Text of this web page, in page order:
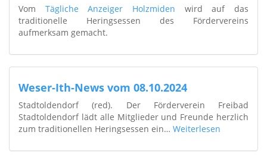
Vom Tägliche Anzeiger Holzmiden wird auf das
traditionelle Heringsessen des Fördervereins
aufmerksam gemacht.
Weser-Ith-News vom 08.10.2024
Stadtoldendorf (red). Der Förderverein Freibad
Stadtoldendorf lädt alle Mitglieder und Freunde herzlich
zum traditionellen Heringsessen ein… Weiterlesen